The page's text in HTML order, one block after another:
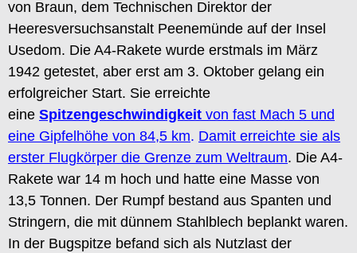
von Braun, dem Technischen Direktor der
Heeresversuchsanstalt Peenemünde auf der Insel
Usedom. Die A4-Rakete wurde erstmals im März
1942 getestet, aber erst am 3. Oktober gelang ein
erfolgreicher Start. Sie erreichte
eine Spitzengeschwindigkeit von fast Mach 5 und
eine Gipfelhöhe von 84,5 km. Damit erreichte sie als
erster Flugkörper die Grenze zum Weltraum. Die A4-
Rakete war 14 m hoch und hatte eine Masse von
13,5 Tonnen. Der Rumpf bestand aus Spanten und
Stringern, die mit dünnem Stahlblech beplankt waren.
In der Bugspitze befand sich als Nutzlast der